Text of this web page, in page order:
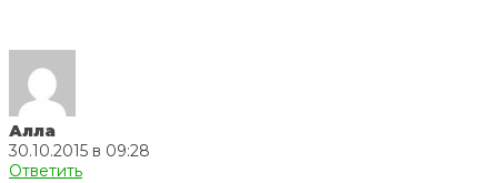
Алла
30.10.2015 в 09:28
Ответить